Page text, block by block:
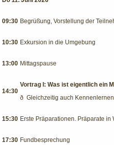
09:30 Begrüßung, Vorstellung der
10:30 Exkursion in die Umgebung
13:00 Mittagspause
14:30
Vortrag I: Was ist eigentlich ein
ð Gleichzeitig auch
15:30 Erste Präparationen. Präparate
17:30 Fundbesprechung